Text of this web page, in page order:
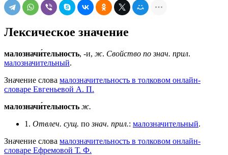
Лексическое значение
малозначи́тельность, -и, ж. Свойство по знач. прил.
малозначительный.
Значение слова малозначительность в толковом онлайн-
словаре Евгеньевой А. П.
малозначи́тельность ж.
1. Отвлеч. сущ. познач. прил.: малозначительный.
Значение слова малозначительность в толковом онлайн-
словаре Ефремовой Т. Ф.